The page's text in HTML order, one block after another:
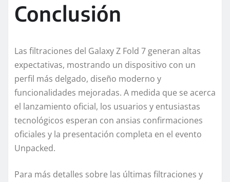
Conclusión
Las filtraciones del Galaxy Z Fold 7 generan altas
expectativas, mostrando un dispositivo con un
perfil más delgado, diseño moderno y
funcionalidades mejoradas. A medida que se acerca
el lanzamiento oficial, los usuarios y entusiastas
tecnológicos esperan con ansias confirmaciones
oficiales y la presentación completa en el evento
Unpacked.
Para más detalles sobre las últimas filtraciones y